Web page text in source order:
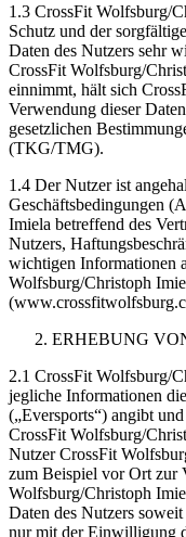
1.3 CrossFit Wolfsburg/
Schutz und der
Daten des Nutzers sehr
CrossFit Wolfsburg/
einnimmt, hält sich
Verwendung dieser
gesetzlichen
(TKG/TMG).
1.4 Der Nutzer ist
Geschäftsbedingungen
Imiela betreffend des
Nutzers,
wichtigen Informationen
Wolfsburg/Christoph
ERHEBUNG
2.1 CrossFit Wolfsburg/
jegliche Informationen
(„Eversports“) angibt
CrossFit Wolfsburg/
Nutzer CrossFit
zum Beispiel vor Ort zur
Wolfsburg/Christoph
Daten des Nutzers
nur mit der Einwilligung